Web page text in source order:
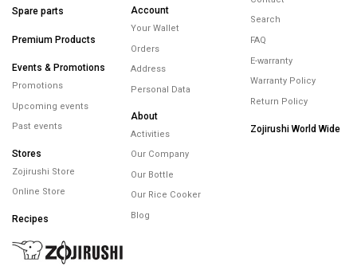
Spare parts
Premium Products
Events & Promotions
Promotions
Upcoming events
Past events
Stores
Zojirushi Store
Online Store
Recipes
Account
Your Wallet
Orders
Address
Personal Data
About
Activities
Our Company
Our Bottle
Our Rice Cooker
Blog
Search
FAQ
E-warranty
Warranty Policy
Return Policy
Zojirushi World Wide